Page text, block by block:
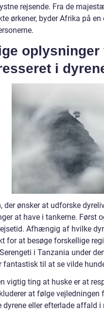
rejsende. Fra de
ørkener, byder Afrika på
oplysninger
i
der ønsker at udforske
at have i tankerne. Først
Afhængig af hvilke
for at besøge forskellige
i Tanzania under
fantastisk til at se vilde
vigtig ting at huske er at
at følge vejledningen
dyrene eller efterlade affald